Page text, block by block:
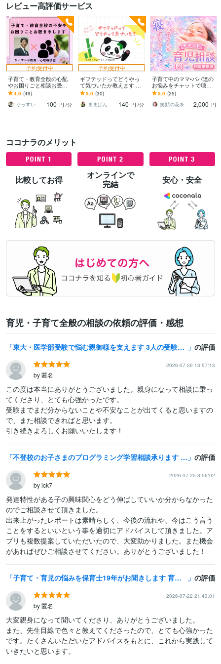
レビュー高評価サービス
予約受付中
子育て・教育全般の心配
やお困りごと相談お受け
します 上級心理カウンセ
ラー＆元校長があなたの
悩み事に寄り添います
4.9 (49)
りっすい＠教育・心理相談室
100 円 /分
予約受付中
ギフテッドってどうやっ
て気づいたか教えます 検
査を受ける前に自分の中
での確信が欲しい方へ
5.0 (30)
ままぱんだ＊
140 円 /分
子育て中のママ•パパ達の
お悩みをチャットで聴き
ます ワンオペ育児/シンマ
マ/シンパパ/育児相談/お悩
み相談
5.0 (25)
笑顔の花を咲かせる保育士❀花守えり❀
2,000 円
ココナラのメリット
比較してお得
オンラインで
完結
安心・安全
育児・子育て全般の相談の依頼の評価・感想
東大・医学部受験で悩む親御様を支えます 3人の受験を伴走した母親としての経験を元にお話を伺います の評価
2026-07-26 13:57:13
by 匿名
この度は本当にありがとうございました。親身になって相談に乗っ
てくださり、とても心強かったです。
受験までまだ分からないことや不安なことが出てくると思いますの
で、また相談できればと思います。
引き続きよろしくお願いいたします！
不登校のお子さまのプログラミング学習相談承ります 【不登校・発達特性のある小中高生のための】オンライン の評価
2026-07-25 8:56:02
by ick7
発達特性がある子の興味関心をどう伸ばしていいか分からなかった
のでご相談させて頂きました。
出来上がったレポートは素晴らしく、今後の流れや、今はこう言う
ことをするといいという事を適切にアドバイスして頂きました。ア
プリも複数提案していただいたので、大変助かりました。また機会
があればぜひご相談させてください。ありがとうございました！
子育て・育児の悩みを保育士19年がお聞きします 育児／子育て／しつけ／イヤイヤ期／反抗期育児／発達 の評価
2026-07-22 21:43:01
by 匿名
大変親身になって聞いてくださり、ありがとうございました。
また、先生目線で色々と教えてくださったので、とても心強かった
です。たくさんいただいたアドバイスをもとに、これから実践して